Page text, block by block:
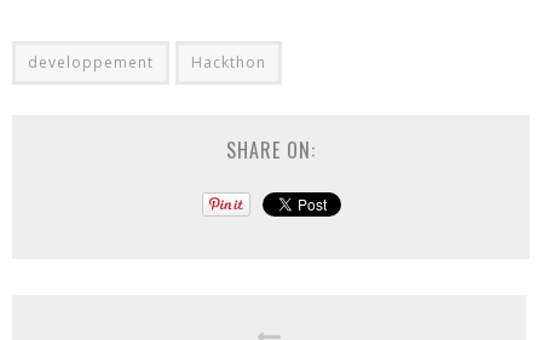
developpement Hackthon
SHARE ON: